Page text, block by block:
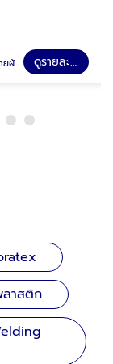
blankets ดูรายละเอียด
ลาสติก